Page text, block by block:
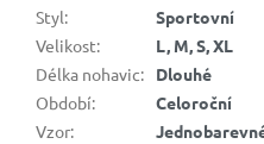
Styl:
Sportovní
Velikost:
L, M, S, XL
Délka nohavic:
Dlouhé
Období:
Celoroční
Vzor: